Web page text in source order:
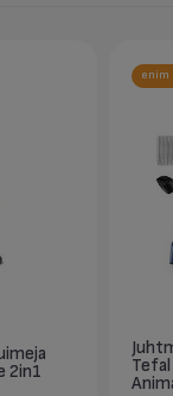
2in1
enim